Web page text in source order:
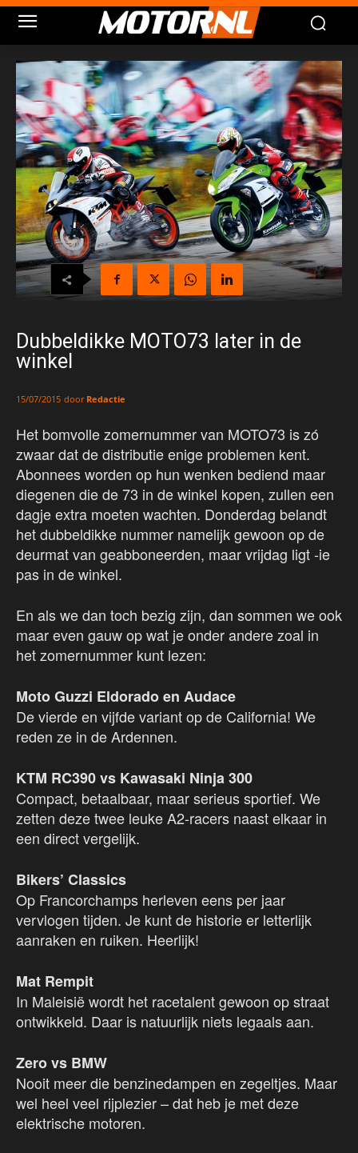
Dubbeldikke MOTO73 later in de
winkel
15/07/2015 door Redactie
Het bomvolle zomernummer van MOTO73 is zó
zwaar dat de distributie enige problemen kent.
Abonnees worden op hun wenken bediend maar
diegenen die de 73 in de winkel kopen, zullen een
dagje extra moeten wachten. Donderdag belandt
het dubbeldikke nummer namelijk gewoon op de
deurmat van geabboneerden, maar vrijdag ligt -ie
pas in de winkel.
En als we dan toch bezig zijn, dan sommen we ook
maar even gauw op wat je onder andere zoal in
het zomernummer kunt lezen:
Moto Guzzi Eldorado en Audace
De vierde en vijfde variant op de California! We
reden ze in de Ardennen.
KTM RC390 vs Kawasaki Ninja 300
Compact, betaalbaar, maar serieus sportief. We
zetten deze twee leuke A2-racers naast elkaar in
een direct vergelijk.
Bikers’ Classics
Op Francorchamps herleven eens per jaar
vervlogen tijden. Je kunt de historie er letterlijk
aanraken en ruiken. Heerlijk!
Mat Rempit
In Maleisië wordt het racetalent gewoon op straat
ontwikkeld. Daar is natuurlijk niets legaals aan.
Zero vs BMW
Nooit meer die benzinedampen en zegeltjes. Maar
wel heel veel rijplezier – dat heb je met deze
elektrische motoren.